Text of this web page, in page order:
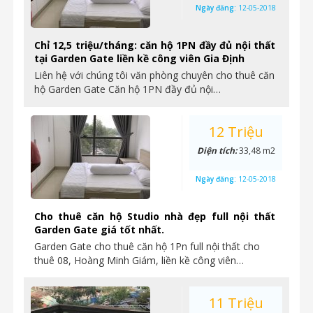
Chỉ 12,5 triệu/tháng: căn hộ 1PN đầy đủ nội thất
tại Garden Gate liền kề công viên Gia Định
Liên hệ với chúng tôi văn phòng chuyên cho thuê căn
hộ Garden Gate Căn hộ 1PN đầy đủ nội…
Ngày đăng: 12-05-2018
Cho thuê căn hộ Studio nhà đẹp full nội thất
Garden Gate giá tốt nhất.
Garden Gate cho thuê căn hộ 1Pn full nội thất cho
thuê 08, Hoàng Minh Giám, liền kề công viên…
12 Triệu
Diện tích:33,48 m2
Ngày đăng: 12-05-2018
11 Triệu